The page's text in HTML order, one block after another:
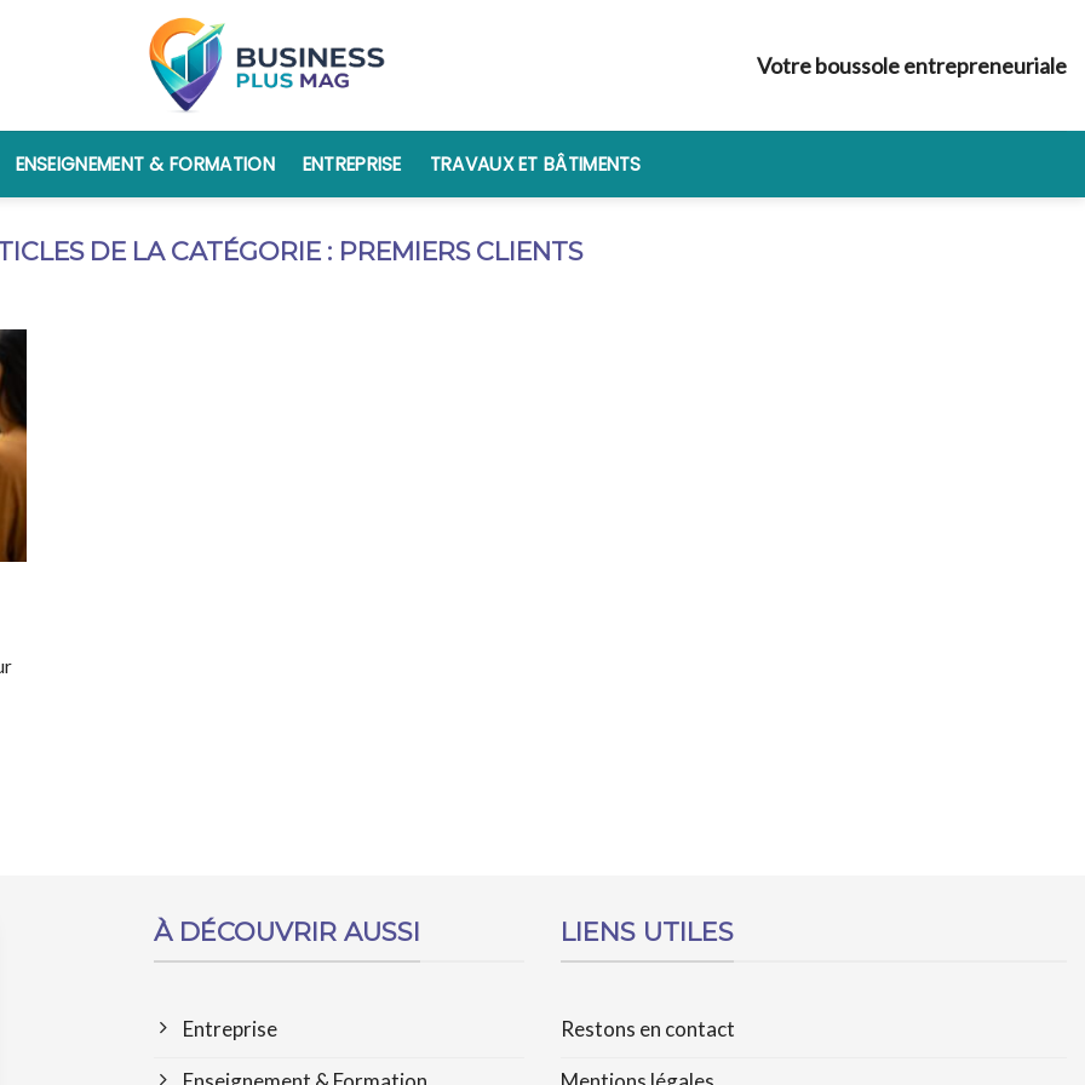
Votre boussole entrepreneuriale
ENSEIGNEMENT & FORMATION ENTREPRISE TRAVAUX ET BÂTIMENTS
PREMIERS CLIENTS
À DÉCOUVRIR AUSSI
Entreprise
LIENS UTILES
Restons en contact